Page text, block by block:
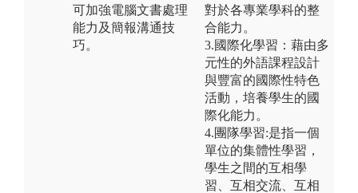
可加強電腦文書處理
能力及簡報溝通技
巧。
對於各專業學科的整
合能力。
3.國際化學習：藉由多
元性的外語課程設計
與豐富的國際性特色
活動，培養學生的國
際化能力。
4.團隊學習:是指一個
單位的集體性學習，
學生之間的互相學
習、互相交流、互相